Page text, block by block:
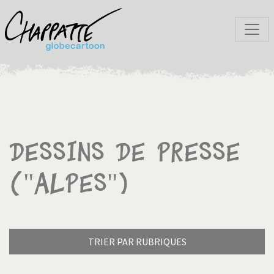
Dessins de presse
("Alpes")
TRIER PAR RUBRIQUES